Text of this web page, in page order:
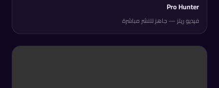
Pro Hunter
فيديو ريلز — جاهز للنشر مباشرة